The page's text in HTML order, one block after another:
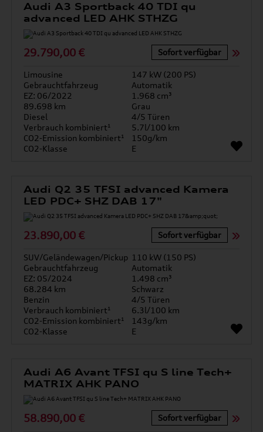
Audi A3 Sportback 40 TDI qu
advanced LED AHK STHZG
29.790,00 € Sofort verfügbar
Limousine
147 kW (200 PS)
Gebrauchtfahrzeug
Automatik
EZ: 06/2022
1.968 cm³
89.698 km
Grau
Diesel
4/5 Türen
Verbrauch kombiniert¹
5.7l/100 km
CO2-Emission kombiniert¹
150g/km
CO2-Klasse
E
Audi Q2 35 TFSI advanced Kamera
LED PDC+ SHZ DAB 17"
23.890,00 € Sofort verfügbar
SUV/Geländewagen/Pickup 110 kW (150 PS)
Gebrauchtfahrzeug
Automatik
EZ: 05/2024
1.498 cm³
68.284 km
Schwarz
Benzin
4/5 Türen
Verbrauch kombiniert¹
6.3l/100 km
CO2-Emission kombiniert¹
143g/km
CO2-Klasse
E
Audi A6 Avant TFSI qu S line Tech+
MATRIX AHK PANO
58.890,00 € Sofort verfügbar